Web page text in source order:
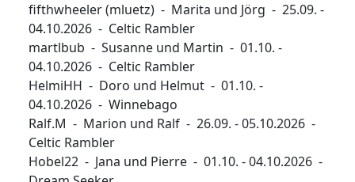
fifthwheeler (mluetz) - Marita und Jörg - 25.09. -
04.10.2026 - Celtic Rambler
martlbub - Susanne und Martin - 01.10. -
04.10.2026 - Celtic Rambler
HelmiHH - Doro und Helmut - 01.10. -
04.10.2026 - Winnebago
Ralf.M - Marion und Ralf - 26.09. - 05.10.2026 -
Celtic Rambler
Hobel22 - Jana und Pierre - 01.10. - 04.10.2026 -